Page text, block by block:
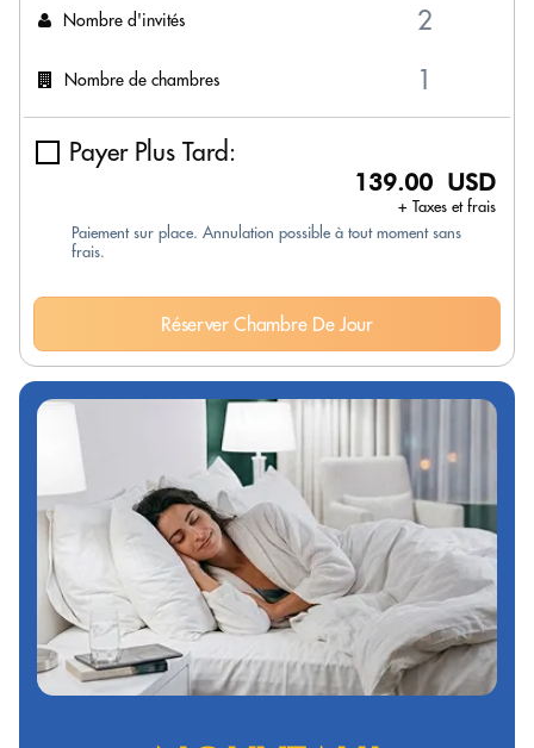
Nombre d'invités
Nombre de chambres
Payer Plus Tard:
139.00 USD
+ Taxes et frais
Paiement sur place. Annulation possible à tout moment sans
frais.
Réserver Chambre De Jour